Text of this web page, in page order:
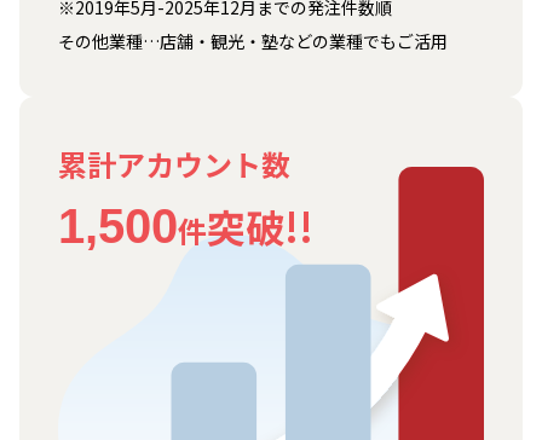
※2019年5月-2025年12月までの発注件数順
その他業種…店舗・観光・塾などの業種でもご活用
累計アカウント数
1,500件突破!!